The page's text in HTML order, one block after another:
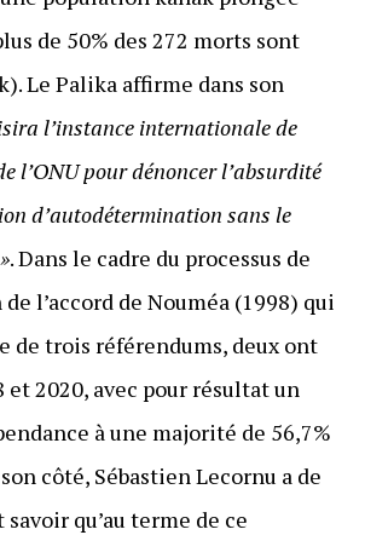
de 50% des 272 morts sont
Le Palika affirme dans son
l’instance internationale de
l’ONU pour dénoncer l’absurdité
d’autodétermination sans le
. Dans le cadre du processus de
l’accord de Nouméa (1998) qui
de trois référendums, deux ont
et 2020, avec pour résultat un
à une majorité de 56,7%
côté, Sébastien Lecornu a de
qu’au terme de ce